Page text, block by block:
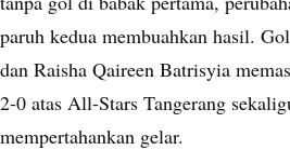
paruh kedua membuahkan hasil.
dan Raisha Qaireen Batrisyia
2-0 atas All-Stars Tangerang
mempertahankan gelar.